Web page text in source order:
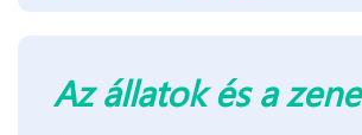
Az állatok és a zene